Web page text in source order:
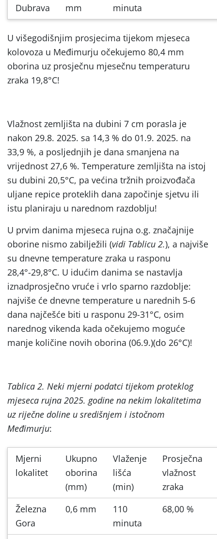
Dubrava
mm
minuta
U višegodišnjim prosjecima tijekom mjeseca
kolovoza u Međimurju očekujemo 80,4 mm
oborina uz prosječnu mjesečnu temperaturu
zraka 19,8°C!
Vlažnost zemljišta na dubini 7 cm porasla je
nakon 29.8. 2025. sa 14,3 % do 01.9. 2025. na
33,9 %, a posljednjih je dana smanjena na
vrijednost 27,6 %. Temperature zemljišta na istoj
su dubini 20,5°C, pa većina tržnih proizvođača
uljane repice proteklih dana započinje sjetvu ili
istu planiraju u narednom razdoblju!
U prvim danima mjeseca rujna o.g. značajnije
oborine nismo zabilježili (vidi Tablicu 2.), a najviše
su dnevne temperature zraka u rasponu
28,4°-29,8°C. U idućim danima se nastavlja
iznadprosječno vruće i vrlo sparno razdoblje:
najviše će dnevne temperature u narednih 5-6
dana najčešće biti u rasponu 29-31°C, osim
narednog vikenda kada očekujemo moguće
manje količine novih oborina (06.9.)(do 26°C)!
Tablica 2. Neki mjerni podatci tijekom proteklog
mjeseca rujna 2025. godine na nekim lokalitetima
uz riječne doline u središnjem i istočnom
Međimurju:
Mjerni
lokalitet
Ukupno
oborina
(mm)
Vlaženje
lišća
(min)
Prosječna
vlažnost
zraka
Železna
Gora
0,6 mm
110
minuta
68,00 %